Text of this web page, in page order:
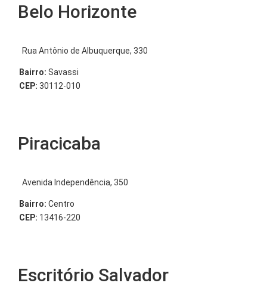
Belo Horizonte
Rua Antônio de Albuquerque, 330
Bairro: Savassi
CEP: 30112-010
Piracicaba
Avenida Independência, 350
Bairro: Centro
CEP: 13416-220
Escritório Salvador